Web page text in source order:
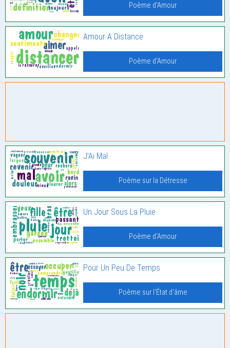
Poème d'Amour
Amour A Distance
Poème d'Amour
J’Ai Mal
Poème sur la Détresse
Un Jour Sous La Pluie
Poème d'Amour
Pour Un Peu De Temps
Poème sur l'État d'âme